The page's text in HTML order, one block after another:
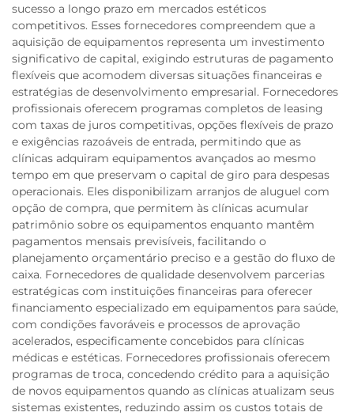
sucesso a longo prazo em mercados estéticos
competitivos. Esses fornecedores compreendem que a
aquisição de equipamentos representa um investimento
significativo de capital, exigindo estruturas de pagamento
flexíveis que acomodem diversas situações financeiras e
estratégias de desenvolvimento empresarial. Fornecedores
profissionais oferecem programas completos de leasing
com taxas de juros competitivas, opções flexíveis de prazo
e exigências razoáveis de entrada, permitindo que as
clínicas adquiram equipamentos avançados ao mesmo
tempo em que preservam o capital de giro para despesas
operacionais. Eles disponibilizam arranjos de aluguel com
opção de compra, que permitem às clínicas acumular
patrimônio sobre os equipamentos enquanto mantêm
pagamentos mensais previsíveis, facilitando o
planejamento orçamentário preciso e a gestão do fluxo de
caixa. Fornecedores de qualidade desenvolvem parcerias
estratégicas com instituições financeiras para oferecer
financiamento especializado em equipamentos para saúde,
com condições favoráveis e processos de aprovação
acelerados, especificamente concebidos para clínicas
médicas e estéticas. Fornecedores profissionais oferecem
programas de troca, concedendo crédito para a aquisição
de novos equipamentos quando as clínicas atualizam seus
sistemas existentes, reduzindo assim os custos totais de